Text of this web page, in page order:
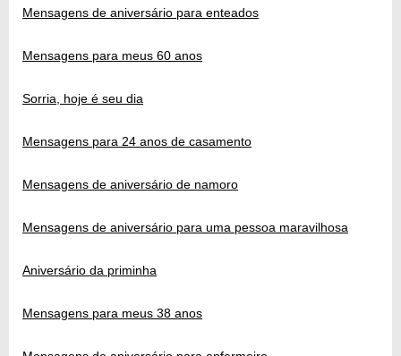
Mensagens de aniversário para enteados
Mensagens para meus 60 anos
Sorria, hoje é seu dia
Mensagens para 24 anos de casamento
Mensagens de aniversário de namoro
Mensagens de aniversário para uma pessoa maravilhosa
Aniversário da priminha
Mensagens para meus 38 anos